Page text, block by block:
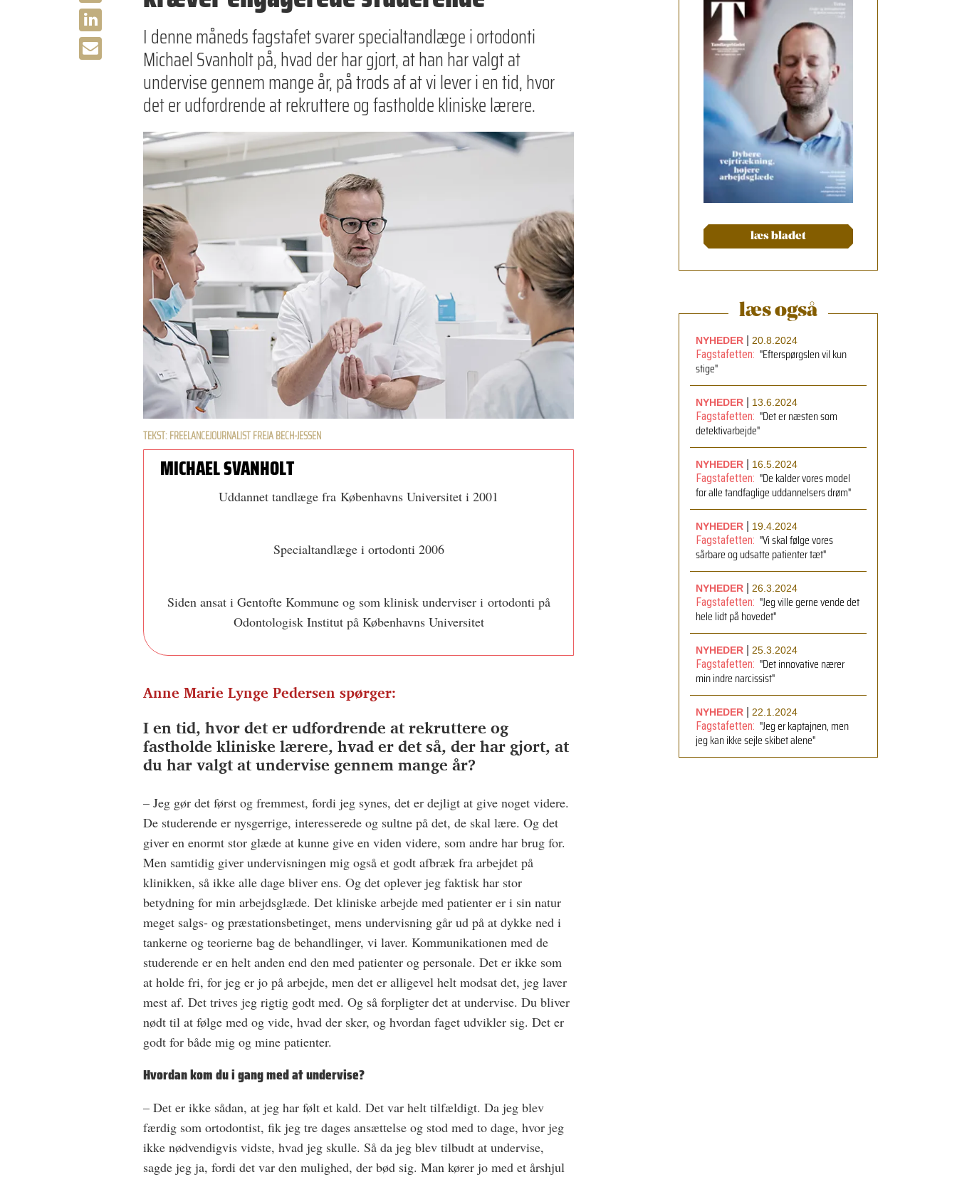
I denne måneds fagstafet svarer specialtandlæge i ortodonti
Michael Svanholt på, hvad der har gjort, at han har valgt at
undervise gennem mange år, på trods af at vi lever i en tid, hvor
det er ­udfordrende at rekruttere og fastholde kliniske lærere.
TEKST: FREELANCEJOURNALIST FREJA BECH-JESSEN
MICHAEL SVANHOLT
Uddannet tandlæge fra Københavns Universitet i 2001
Specialtandlæge i ortodonti 2006
Siden ansat i Gentofte Kommune og som klinisk underviser i ortodonti på
Odontologisk Institut på Københavns Universitet
Anne Marie Lynge Pedersen spørger:
I en tid, hvor det er ­udfordrende at rekruttere og
fastholde kliniske lærere, hvad er det så, der har gjort, at
du har valgt at undervise gennem mange år?
– Jeg gør det først og fremmest, fordi jeg synes, det er dejligt at give noget videre.
De studerende er nysgerrige, interesserede og sultne på det, de skal lære. Og det
giver en enormt stor glæde at kunne give en viden videre, som andre har brug for.
Men samtidig giver undervisningen mig også et godt afbræk fra arbejdet på
klinikken, så ikke alle dage bliver ens. Og det oplever jeg faktisk har stor
betydning for min arbejdsglæde. Det kliniske arbejde med patienter er i sin natur
meget salgs- og præstationsbetinget, mens undervisning går ud på at dykke ned i
tankerne og teorierne bag de behandlinger, vi laver. Kommunikationen med de
studerende er en helt anden end den med patienter og personale. Det er ikke som
at holde fri, for jeg er jo på arbejde, men det er alligevel helt modsat det, jeg laver
mest af. Det trives jeg rigtig godt med. Og så forpligter det at undervise. Du bliver
nødt til at følge med og vide, hvad der sker, og hvordan faget udvikler sig. Det er
godt for både mig og mine patienter.
Hvordan kom du i gang med at undervise?
– Det er ikke sådan, at jeg har følt et kald. Det var helt tilfældigt. Da jeg blev
færdig som ortodontist, fik jeg tre dages ansættelse og stod med to dage, hvor jeg
ikke nødvendigvis vidste, hvad jeg skulle. Så da jeg blev tilbudt at undervise,
sagde jeg ja, fordi det var den mulighed, der bød sig. Man kører jo med et årshjul
læs bladet
læs også
NYHEDER| 20.8.2024
Fagstafetten: "Efterspørgslen vil kun
stige"
NYHEDER| 13.6.2024
Fagstafetten: "Det er næsten som
detektivarbejde"
NYHEDER| 16.5.2024
Fagstafetten: "De kalder vores model
for alle tandfaglige uddannelsers drøm"
NYHEDER| 19.4.2024
Fagstafetten: "Vi skal følge vores
sårbare og udsatte patienter tæt"
NYHEDER| 26.3.2024
Fagstafetten: "Jeg ville gerne vende det
hele lidt på hovedet"
NYHEDER| 25.3.2024
Fagstafetten: "Det innovative nærer
min indre narcissist"
NYHEDER| 22.1.2024
Fagstafetten: "Jeg er kaptajnen, men
jeg kan ikke sejle skibet alene"